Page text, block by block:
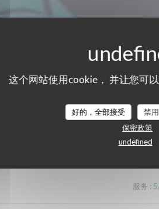
这个网站使用cookie， 并让您可
好的，全部接受 禁用
保密政策
undefined
的顾客评分
服务 : 5